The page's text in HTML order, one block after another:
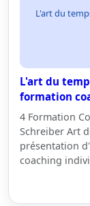
L'art du
L'art du
formation
4 Formation
Schreiber Art
présentation
coaching